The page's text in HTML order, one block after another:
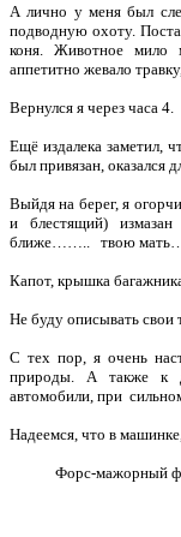
А лично у меня был
подводную охоту.
коня. Животное мило
аппетитно жевало
Вернулся я через часа 4.
Ещё издалека заметил,
был привязан, оказался
Выйдя на берег, я
и блестящий)
ближе…….. твою
Капот, крышка
Не буду описывать свои
С тех пор, я очень
природы. А также к
автомобили, при
Надеемся, что в
Форс-мажорный